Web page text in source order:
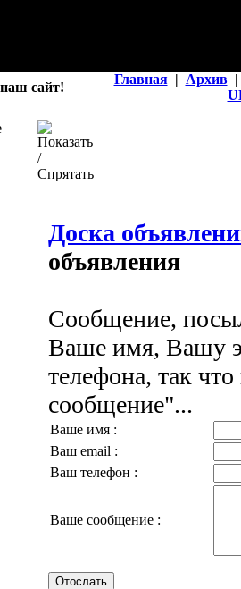
сайт!
Главная | Архив |
Доска
объявления
Сообщение,
Ваше имя, Вашу
телефона, так
сообщение"...
Ваше имя :
Ваш email :
Ваш телефон :
Ваше сообщение :